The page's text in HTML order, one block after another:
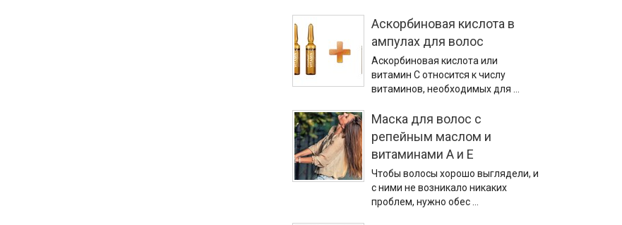
Аскорбиновая кислота в
ампулах для волос
Аскорбиновая кислота или
витамин С относится к числу
витаминов, необходимых для …
Маска для волос с
репейным маслом и
витаминами А и Е
Чтобы волосы хорошо выглядели, и
с ними не возникало никаких
проблем, нужно обес …